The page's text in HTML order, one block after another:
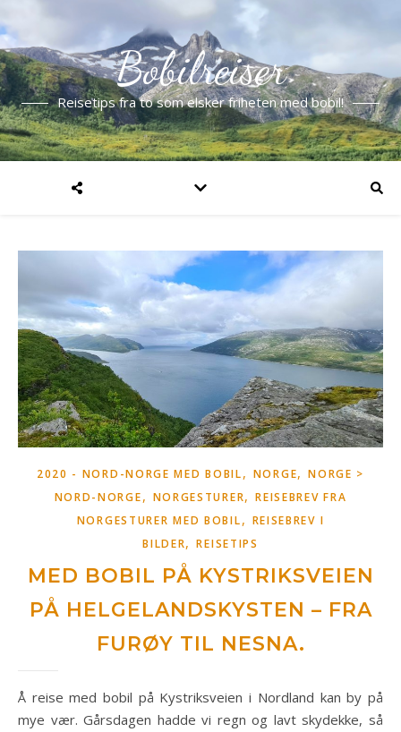
Bobilreiser
Reisetips fra to som elsker friheten med bobil!
2020 - NORD-NORGE MED BOBIL, NORGE,NORGE >
NORD-NORGE, NORGESTURER,REISEBREV FRA
NORGESTURER MED BOBIL, REISEBREV I
BILDER,REISETIPS
MED BOBIL PÅ KYSTRIKSVEIEN
PÅ HELGELANDSKYSTEN – FRA
FURØY TIL NESNA.
Å reise med bobil på Kystriksveien i Nordland kan by på
mye vær. Gårsdagen hadde vi regn og lavt skydekke, så